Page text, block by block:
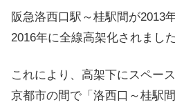
阪急洛西口駅～桂駅間が2013
2016年に全線高架化されました
これにより、高架下にスペー
京都市の間で「洛西口～桂駅